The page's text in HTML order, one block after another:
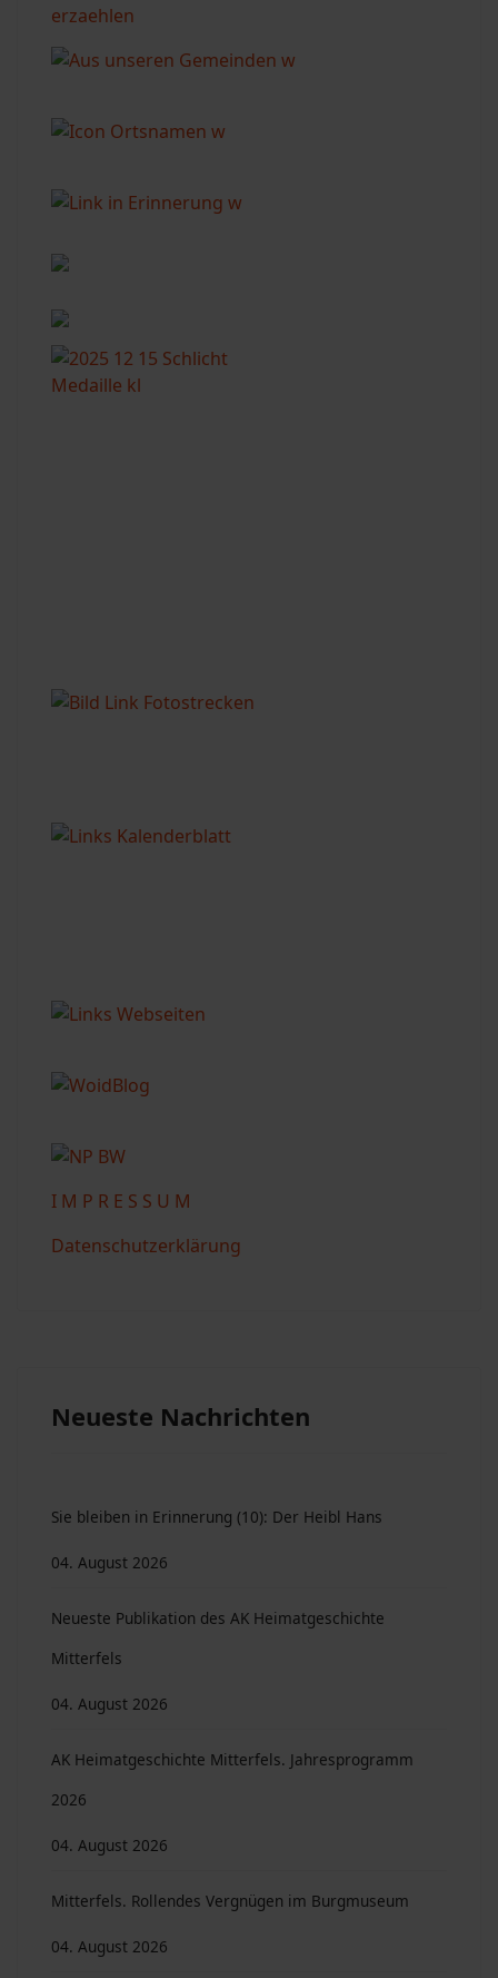
I M P R E S S U M
Datenschutzerklärung
Neueste Nachrichten
Sie bleiben in Erinnerung (10): Der Heibl Hans
04. August 2026
Neueste Publikation des AK Heimatgeschichte
Mitterfels
04. August 2026
AK Heimatgeschichte Mitterfels. Jahresprogramm
2026
04. August 2026
Mitterfels. Rollendes Vergnügen im Burgmuseum
04. August 2026